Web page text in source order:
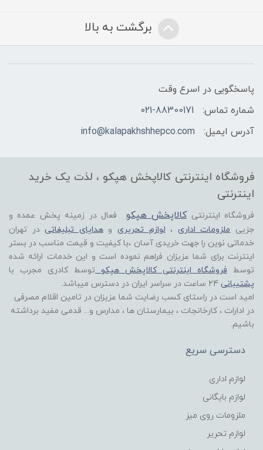
برگشت به بالا
پاسخگویی در اسرع وقت
شماره تماس:
021-88300171
آدرس ایمیل:
info@kalapakhshhepco.com
فروشگاه اینترنتی کالاپخش هپکو ، لذت یک خرید
اینترنتی
فروشگاه اینترنتی کالاپخش هپکو
فعال در زمینه پخش عمده و
جزیی ملزومات اداری ، لوازم تحریری وهدایای تبلیغاتیدر تهران
خدماتی نوین را جهت خریدی آسان ،با کیفیت و قیمت مناسب در بستر
اینترنت برای شما عزیزان فراهم نموده است و این خدمات ارائه شده
توسط فروشگاه اینترنتی کالاپخش هپکو
توسط کادری مجرب با
پشتیبانی
امید است در راستای کسب رضایت شما عزیزان در تامین اقلام مصرفی
در ادارات ، کارخانجات ، بیمارستان ها ، مدارس و... قدمی مفید برداشته
باشیم.
دسترسی سریع
لوازم اداری
لوازم بایگانی
ملزومات روی میز
لوازم تحریر